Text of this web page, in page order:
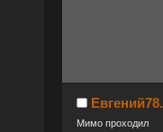
Евгений78.
Мимо проходил